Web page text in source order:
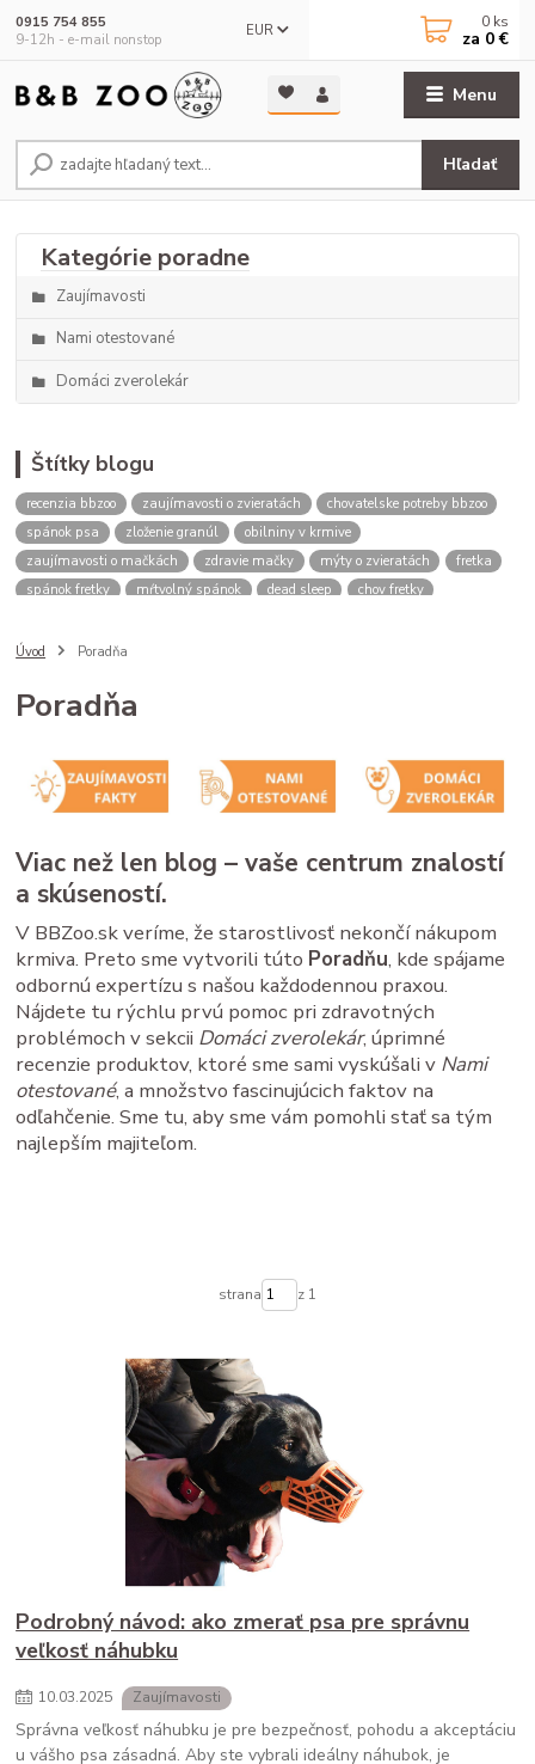
Menu
EUR
Hľadať
0915 754 855
9-12h - e-mail nonstop
0 ks
za 0 €
Zaujímavosti
Nami otestované
Domáci zverolekár
Štítky blogu
recenzia bbzoo zaujímavosti o zvieratách
chovatelske potreby bbzoo
spánok psa
zloženie granúl
obilniny v krmive
zaujímavosti o mačkách
zdravie mačky mýty o zvieratách
fretka
spánok fretky
mŕtvolný spánok dead sleep
chov fretky
ako zmerať psa
zmena času
zimný čas
pivovarské kvasnice
srsť pes
imunita zviera
Saccharomyces cerevisiae
B vitamíny
doplnky pre zvieratá
zdravé trávenie
ako čítať obaly
kvalitné granule pre psa
mačacie kŕmenie
mačacie fúzy mačací spánok
mačacia hygiena
starostlivosť o mačku
Úvod Poradňa
Poradňa
Viac než len blog – vaše centrum znalostí
a skúseností.
V BBZoo.sk veríme, že starostlivosť nekončí nákupom
krmiva. Preto sme vytvorili túto Poradňu, kde spájame
odbornú expertízu s našou každodennou praxou.
Nájdete tu rýchlu prvú pomoc pri zdravotných
problémoch v sekcii Domáci zverolekár, úprimné
recenzie produktov, ktoré sme sami vyskúšali v Nami
otestované, a množstvo fascinujúcich faktov na
odľahčenie. Sme tu, aby sme vám pomohli stať sa tým
najlepším majiteľom.
strana z 1
Podrobný návod: ako zmerať psa pre správnu
veľkosť náhubku
10.03.2025 Zaujímavosti
Správna veľkosť náhubku je pre bezpečnosť, pohodu a akceptáciu
u vášho psa zásadná. Aby ste vybrali ideálny náhubok, je